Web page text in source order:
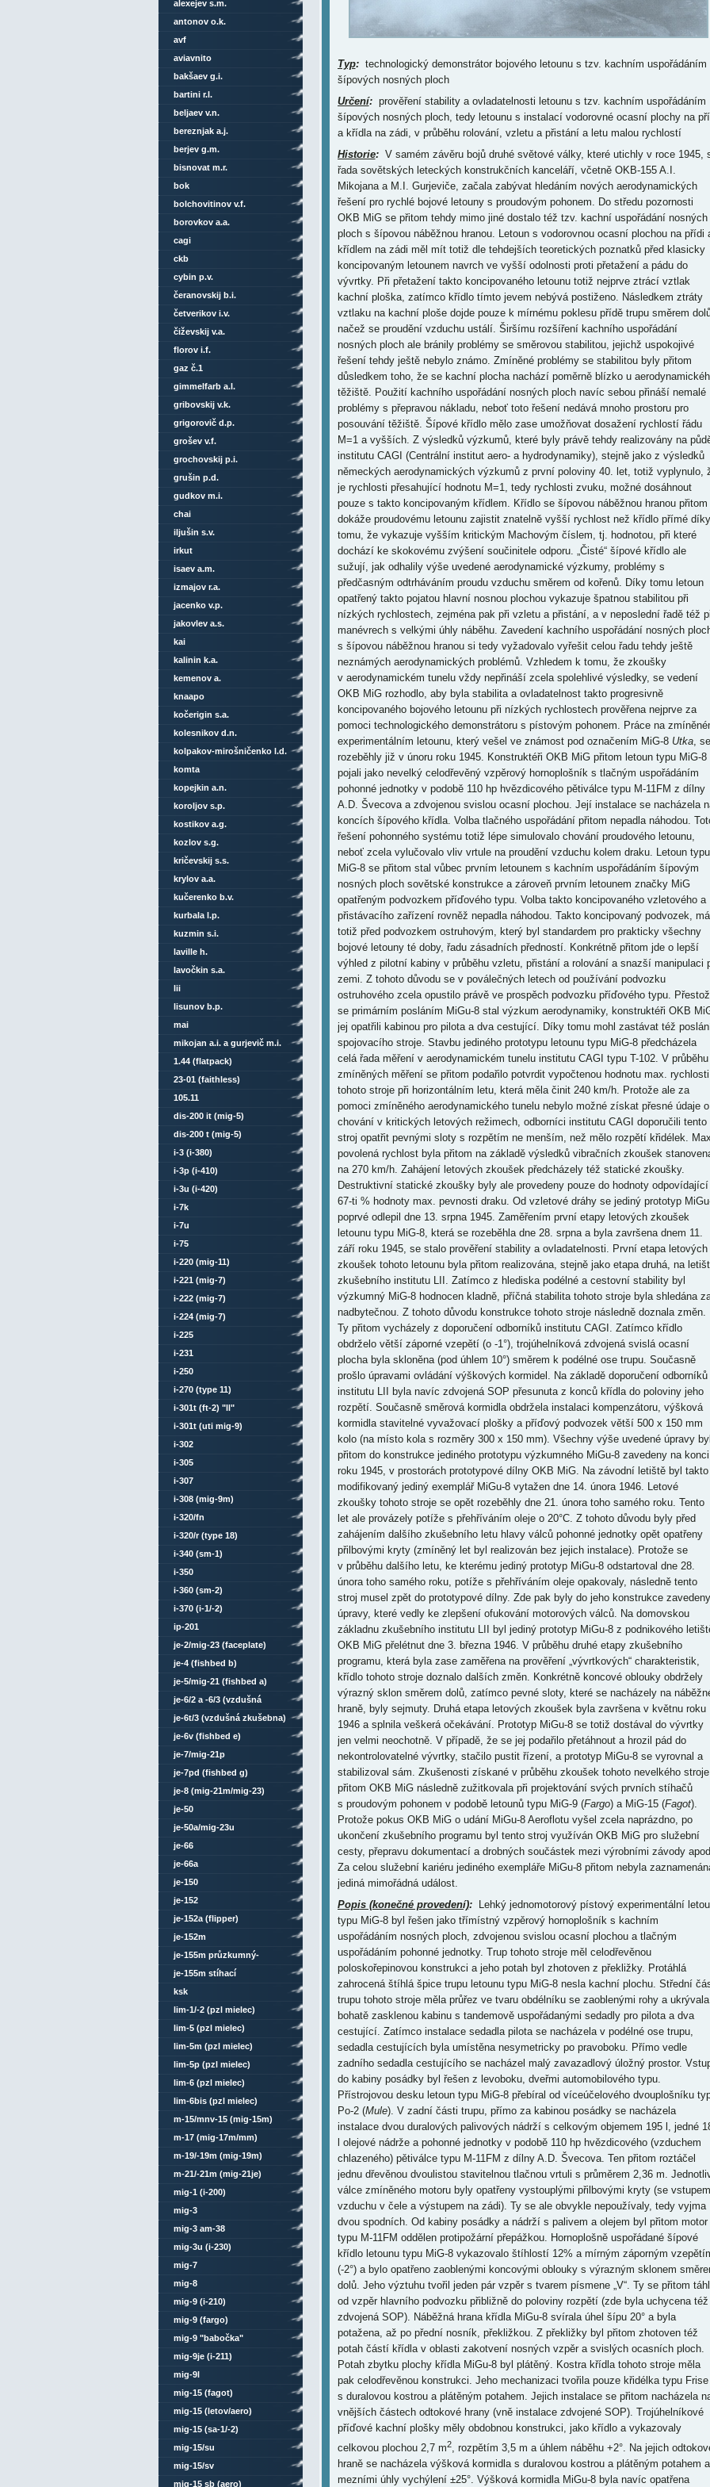
Typ:technologický demonstrátor bojového letounu s tzv. kachním uspořádáním
šípových nosných ploch
Určení:prověření stability a ovladatelnosti letounu s tzv. kachním uspořádáním
šípových nosných ploch, tedy letounu s instalací vodorovné ocasní plochy na
a křídla na zádi, v průběhu rolování, vzletu a přistání a letu malou rychlostí
Historie:V samém závěru bojů druhé světové války, které utichly v roce 1945,
řada sovětských leteckých konstrukčních kanceláří, včetně OKB-155 A.I.
Mikojana a M.I. Gurjeviče, začala zabývat hledáním nových aerodynamických
řešení pro rychlé bojové letouny s proudovým pohonem. Do středu pozornosti
OKB MiG se přitom tehdy mimo jiné dostalo též tzv. kachní uspořádání nosných
ploch s šípovou náběžnou hranou. Letoun s vodorovnou ocasní plochou na přídi
křídlem na zádi měl mít totiž dle tehdejších teoretických poznatků před klasicky
koncipovaným letounem navrch ve vyšší odolnosti proti přetažení a pádu do
vývrtky. Při přetažení takto koncipovaného letounu totiž nejprve ztrácí vztlak
kachní ploška, zatímco křídlo tímto jevem nebývá postiženo. Následkem ztráty
vztlaku na kachní ploše dojde pouze k mírnému poklesu přídě trupu směrem
načež se proudění vzduchu ustálí. Širšímu rozšíření kachního uspořádání
nosných ploch ale bránily problémy se směrovou stabilitou, jejichž uspokojivé
řešení tehdy ještě nebylo známo. Zmíněné problémy se stabilitou byly přitom
důsledkem toho, že se kachní plocha nachází poměrně blízko u
těžiště. Použití kachního uspořádání nosných ploch navíc sebou přináší nemalé
problémy s přepravou nákladu, neboť toto řešení nedává mnoho prostoru pro
posouvání těžiště. Šípové křídlo mělo zase umožňovat dosažení rychlostí řádu
M=1 a vyšších. Z výsledků výzkumů, které byly právě tehdy realizovány na
institutu CAGI (Centrální institut aero- a hydrodynamiky), stejně jako z výsledků
německých aerodynamických výzkumů z první poloviny 40. let, totiž vyplynulo,
je rychlosti přesahující hodnotu M=1, tedy rychlosti zvuku, možné dosáhnout
pouze s takto koncipovaným křídlem. Křídlo se šípovou náběžnou hranou přitom
dokáže proudovému letounu zajistit znatelně vyšší rychlost než křídlo přímé díky
tomu, že vykazuje vyšším kritickým Machovým číslem, tj. hodnotou, při které
dochází ke skokovému zvýšení součinitele odporu. „Čisté“ šípové křídlo ale
sužují, jak odhalily výše uvedené aerodynamické výzkumy, problémy s
předčasným odtrháváním proudu vzduchu směrem od kořenů. Díky tomu letoun
opatřený takto pojatou hlavní nosnou plochou vykazuje špatnou stabilitou při
nízkých rychlostech, zejména pak při vzletu a přistání, a v neposlední řadě též
manévrech s velkými úhly náběhu. Zavedení kachního uspořádání nosných
s šípovou náběžnou hranou si tedy vyžadovalo vyřešit celou řadu tehdy ještě
neznámých aerodynamických problémů. Vzhledem k tomu, že zkoušky
v aerodynamickém tunelu vždy nepřináší zcela spolehlivé výsledky, se vedení
OKB MiG rozhodlo, aby byla stabilita a ovladatelnost takto progresivně
koncipovaného bojového letounu při nízkých rychlostech prověřena nejprve za
pomoci technologického demonstrátoru s pístovým pohonem. Práce na
experimentálním letounu, který vešel ve známost pod označením MiG-8 Utka, se
rozeběhly již v únoru roku 1945. Konstruktéři OKB MiG přitom letoun typu MiG-8
pojali jako nevelký celodřevěný vzpěrový hornoplošník s tlačným uspořádáním
pohonné jednotky v podobě 110 hp hvězdicového pětiválce typu M-11FM z dílny
A.D. Švecova a zdvojenou svislou ocasní plochou. Její instalace se nacházela
koncích šípového křídla. Volba tlačného uspořádání přitom nepadla náhodou.
řešení pohonného systému totiž lépe simulovalo chování proudového letounu,
neboť zcela vylučovalo vliv vrtule na proudění vzduchu kolem draku. Letoun typu
MiG-8 se přitom stal vůbec prvním letounem s kachním uspořádáním šípovým
nosných ploch sovětské konstrukce a zároveň prvním letounem značky MiG
opatřeným podvozkem příďového typu. Volba takto koncipovaného vzletového a
přistávacího zařízení rovněž nepadla náhodou. Takto koncipovaný podvozek, má
totiž před podvozkem ostruhovým, který byl standardem pro prakticky všechny
bojové letouny té doby, řadu zásadních předností. Konkrétně přitom jde o lepší
výhled z pilotní kabiny v průběhu vzletu, přistání a rolování a snazší manipulaci
zemi. Z tohoto důvodu se v poválečných letech od používání podvozku
ostruhového zcela opustilo právě ve prospěch podvozku příďového typu.
se primárním posláním MiGu-8 stal výzkum aerodynamiky, konstruktéři OKB
jej opatřili kabinou pro pilota a dva cestující. Díky tomu mohl zastávat též
spojovacího stroje. Stavbu jediného prototypu letounu typu MiG-8 předcházela
celá řada měření v aerodynamickém tunelu institutu CAGI typu T-102. V průběhu
zmíněných měření se přitom podařilo potvrdit vypočtenou hodnotu max. rychlosti
tohoto stroje při horizontálním letu, která měla činit 240 km/h. Protože ale za
pomoci zmíněného aerodynamického tunelu nebylo možné získat přesné údaje o
chování v kritických letových režimech, odborníci institutu CAGI doporučili tento
stroj opatřit pevnými sloty s rozpětím ne menším, než mělo rozpětí křidélek.
povolená rychlost byla přitom na základě výsledků vibračních zkoušek
na 270 km/h. Zahájení letových zkoušek předcházely též statické zkoušky.
Destruktivní statické zkoušky byly ale provedeny pouze do hodnoty odpovídající
67-ti % hodnoty max. pevnosti draku. Od vzletové dráhy se jediný prototyp
poprvé odlepil dne 13. srpna 1945. Zaměřením první etapy letových zkoušek
letounu typu MiG-8, která se rozeběhla dne 28. srpna a byla završena dnem 11.
září roku 1945, se stalo prověření stability a ovladatelnosti. První etapa letových
zkoušek tohoto letounu byla přitom realizována, stejně jako etapa druhá, na
zkušebního institutu LII. Zatímco z hlediska podélné a cestovní stability byl
výzkumný MiG-8 hodnocen kladně, příčná stabilita tohoto stroje byla shledána
nadbytečnou. Z tohoto důvodu konstrukce tohoto stroje následně doznala změn.
Ty přitom vycházely z doporučení odborníků institutu CAGI. Zatímco křídlo
obdrželo větší záporné vzepětí (o -1°), trojúhelníková zdvojená svislá ocasní
plocha byla skloněna (pod úhlem 10°) směrem k podélné ose trupu. Současně
prošlo úpravami ovládání výškových kormidel. Na základě doporučení odborníků
institutu LII byla navíc zdvojená SOP přesunuta z konců křídla do poloviny jeho
rozpětí. Současně směrová kormidla obdržela instalaci kompenzátoru, výšková
kormidla stavitelné vyvažovací plošky a příďový podvozek větší 500 x 150 mm
kolo (na místo kola s rozměry 300 x 150 mm). Všechny výše uvedené úpravy
přitom do konstrukce jediného prototypu výzkumného MiGu-8 zavedeny na konci
roku 1945, v prostorách prototypové dílny OKB MiG. Na závodní letiště byl takto
modifikovaný jediný exemplář MiGu-8 vytažen dne 14. února 1946. Letové
zkoušky tohoto stroje se opět rozeběhly dne 21. února toho samého roku. Tento
let ale provázely potíže s přehříváním oleje o 20°C. Z tohoto důvodu byly před
zahájením dalšího zkušebního letu hlavy válců pohonné jednotky opět opatřeny
přilbovými kryty (zmíněný let byl realizován bez jejich instalace). Protože se
v průběhu dalšího letu, ke kterému jediný prototyp MiGu-8 odstartoval dne 28.
února toho samého roku, potíže s přehříváním oleje opakovaly, následně tento
stroj musel zpět do prototypové dílny. Zde pak byly do jeho konstrukce zavedeny
úpravy, které vedly ke zlepšení ofukování motorových válců. Na domovskou
základnu zkušebního institutu LII byl jediný prototyp MiGu-8 z podnikového
OKB MiG přelétnut dne 3. března 1946. V průběhu druhé etapy zkušebního
programu, která byla zase zaměřena na prověření „vývrtkových“ charakteristik,
křídlo tohoto stroje doznalo dalších změn. Konkrétně koncové oblouky obdržely
výrazný sklon směrem dolů, zatímco pevné sloty, které se nacházely na
hraně, byly sejmuty. Druhá etapa letových zkoušek byla završena v květnu roku
1946 a splnila veškerá očekávání. Prototyp MiGu-8 se totiž dostával do vývrtky
jen velmi neochotně. V případě, že se jej podařilo přetáhnout a hrozil pád do
nekontrolovatelné vývrtky, stačilo pustit řízení, a prototyp MiGu-8 se vyrovnal a
stabilizoval sám. Zkušenosti získané v průběhu zkoušek tohoto nevelkého stroje
přitom OKB MiG následně zužitkovala při projektování svých prvních stíhačů
s proudovým pohonem v podobě letounů typu MiG-9 (Fargo) a MiG-15 (Fagot).
Protože pokus OKB MiG o udání MiGu-8 Aeroflotu vyšel zcela naprázdno, po
ukončení zkušebního programu byl tento stroj využíván OKB MiG pro služební
cesty, přepravu dokumentací a drobných součástek mezi výrobními závody
Za celou služební kariéru jediného exempláře MiGu-8 přitom nebyla
jediná mimořádná událost.
Popis (konečné provedení):Lehký jednomotorový pístový experimentální
typu MiG-8 byl řešen jako třímístný vzpěrový hornoplošník s kachním
uspořádáním nosných ploch, zdvojenou svislou ocasní plochou a tlačným
uspořádáním pohonné jednotky. Trup tohoto stroje měl celodřevěnou
poloskořepinovou konstrukci a jeho potah byl zhotoven z překližky. Protáhlá
zahrocená štíhlá špice trupu letounu typu MiG-8 nesla kachní plochu. Střední
trupu tohoto stroje měla průřez ve tvaru obdélníku se zaoblenými rohy a ukrývala
bohatě zasklenou kabinu s tandemově uspořádanými sedadly pro pilota a dva
cestující. Zatímco instalace sedadla pilota se nacházela v podélné ose trupu,
sedadla cestujících byla umístěna nesymetricky po pravoboku. Přímo vedle
zadního sedadla cestujícího se nacházel malý zavazadlový úložný prostor.
do kabiny posádky byl řešen z levoboku, dveřmi automobilového typu.
Přístrojovou desku letoun typu MiG-8 přebíral od víceúčelového dvouplošníku
Po-2 (Mule). V zadní části trupu, přímo za kabinou posádky se nacházela
instalace dvou duralových palivových nádrží s celkovým objemem 195 l, jedné
l olejové nádrže a pohonné jednotky v podobě 110 hp hvězdicového (vzduchem
chlazeného) pětiválce typu M-11FM z dílny A.D. Švecova. Ten přitom roztáčel
jednu dřevěnou dvoulistou stavitelnou tlačnou vrtuli s průměrem 2,36 m.
válce zmíněného motoru byly opatřeny vystouplými přilbovými kryty (se vstupem
vzduchu v čele a výstupem na zádi). Ty se ale obvykle nepoužívaly, tedy vyjma
dvou spodních. Od kabiny posádky a nádrží s palivem a olejem byl přitom motor
typu M-11FM oddělen protipožární přepážkou. Hornoplošně uspořádané šípové
křídlo letounu typu MiG-8 vykazovalo štíhlostí 12% a mírným záporným
(-2°) a bylo opatřeno zaoblenými koncovými oblouky s výrazným sklonem
dolů. Jeho výztuhu tvořil jeden pár vzpěr s tvarem písmene „V“. Ty se přitom
od vzpěr hlavního podvozku přibližně do poloviny rozpětí (zde byla uchycena též
zdvojená SOP). Náběžná hrana křídla MiGu-8 svírala úhel šípu 20° a byla
potažena, až po přední nosník, překližkou. Z překližky byl přitom zhotoven též
potah částí křídla v oblasti zakotvení nosných vzpěr a svislých ocasních ploch.
Potah zbytku plochy křídla MiGu-8 byl plátěný. Kostra křídla tohoto stroje měla
pak celodřevěnou konstrukci. Jeho mechanizaci tvořila pouze křidélka typu Frise
s duralovou kostrou a plátěným potahem. Jejich instalace se přitom nacházela
vnějších částech odtokové hrany (vně instalace zdvojené SOP). Trojúhelníkové
příďové kachní plošky měly obdobnou konstrukci, jako křídlo a vykazovaly
celkovou plochou 2,7 m2, rozpětím 3,5 m a úhlem náběhu +2°. Na jejich
hraně se nacházela výšková kormidla s duralovou kostrou a plátěným potahem a
mezními úhly vychýlení ±25°. Výšková kormidla MiGu-8 byla navíc opatřena
alexejev s.m.
antonov o.k.
avf
aviavnito
bakšaev g.i.
bartini r.l.
beljaev v.n.
bereznjak a.j.
berjev g.m.
bisnovat m.r.
bok
bolchovitinov v.f.
borovkov a.a.
cagi
ckb
cybin p.v.
čeranovskij b.i.
četverikov i.v.
čiževskij v.a.
florov i.f.
gaz č.1
gimmelfarb a.l.
gribovskij v.k.
grigorovič d.p.
grošev v.f.
grochovskij p.i.
grušin p.d.
gudkov m.i.
chai
iljušin s.v.
irkut
isaev a.m.
izmajov r.a.
jacenko v.p.
jakovlev a.s.
kai
kalinin k.a.
kemenov a.
knaapo
kočerigin s.a.
kolesnikov d.n.
kolpakov-mirošničenko l.d.
komta
kopejkin a.n.
koroljov s.p.
kostikov a.g.
kozlov s.g.
kričevskij s.s.
krylov a.a.
kučerenko b.v.
kurbala l.p.
kuzmin s.i.
laville h.
lavočkin s.a.
lii
lisunov b.p.
mai
mikojan a.i. a gurjevič m.i.
1.44 (flatpack)
23-01 (faithless)
105.11
dis-200 it (mig-5)
dis-200 t (mig-5)
i-3 (i-380)
i-3p (i-410)
i-3u (i-420)
i-7k
i-7u
i-75
i-220 (mig-11)
i-221 (mig-7)
i-222 (mig-7)
i-224 (mig-7)
i-225
i-231
i-250
i-270 (type 11)
i-301t (ft-2) "ll"
i-301t (uti mig-9)
i-302
i-305
i-307
i-308 (mig-9m)
i-320/fn
i-320/r (type 18)
i-340 (sm-1)
i-350
i-360 (sm-2)
i-370 (i-1/-2)
ip-201
je-2/mig-23 (faceplate)
je-4 (fishbed b)
je-5/mig-21 (fishbed a)
je-6/2 a -6/3 (vzdušná
zkušebna)
je-6t/3 (vzdušná zkušebna)
je-6v (fishbed e)
je-7/mig-21p
je-7pd (fishbed g)
je-8 (mig-21m/mig-23)
je-50
je-50a/mig-23u
je-66
je-66a
je-150
je-152
je-152a (flipper)
je-152m
je-155m průzkumný-
bombardovací
je-155m stíhací
ksk
lim-1/-2 (pzl mielec)
lim-5 (pzl mielec)
lim-5m (pzl mielec)
lim-5p (pzl mielec)
lim-6 (pzl mielec)
lim-6bis (pzl mielec)
m-15/mnv-15 (mig-15m)
m-17 (mig-17m/mm)
m-19/-19m (mig-19m)
m-21/-21m (mig-21je)
mig-1 (i-200)
mig-3
mig-3 am-38
mig-3u (i-230)
mig-7
mig-8
mig-9 (i-210)
mig-9 (fargo)
mig-9 "babočka"
mig-9je (i-211)
mig-9l
mig-15 (fagot)
mig-15 (letov/aero)
mig-15 (sa-1/-2)
mig-15/su
mig-15/sv
mig-15 sb (aero)